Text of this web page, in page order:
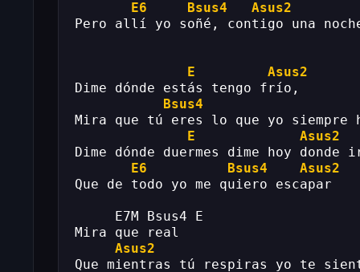
E6 Bsus4
Asus2
Pero allí yo soñé, contigo una
E
Asus2
Dime dónde estás tengo frío,
Bsus4
Mira que tú eres lo que yo siempre
E
Asus2
Dime dónde duermes dime hoy donde
E6
Bsus4
Asus2
Que de todo yo me quiero escapar
E7M Bsus4 E
Mira que real
Asus2
Que mientras tú respiras yo te